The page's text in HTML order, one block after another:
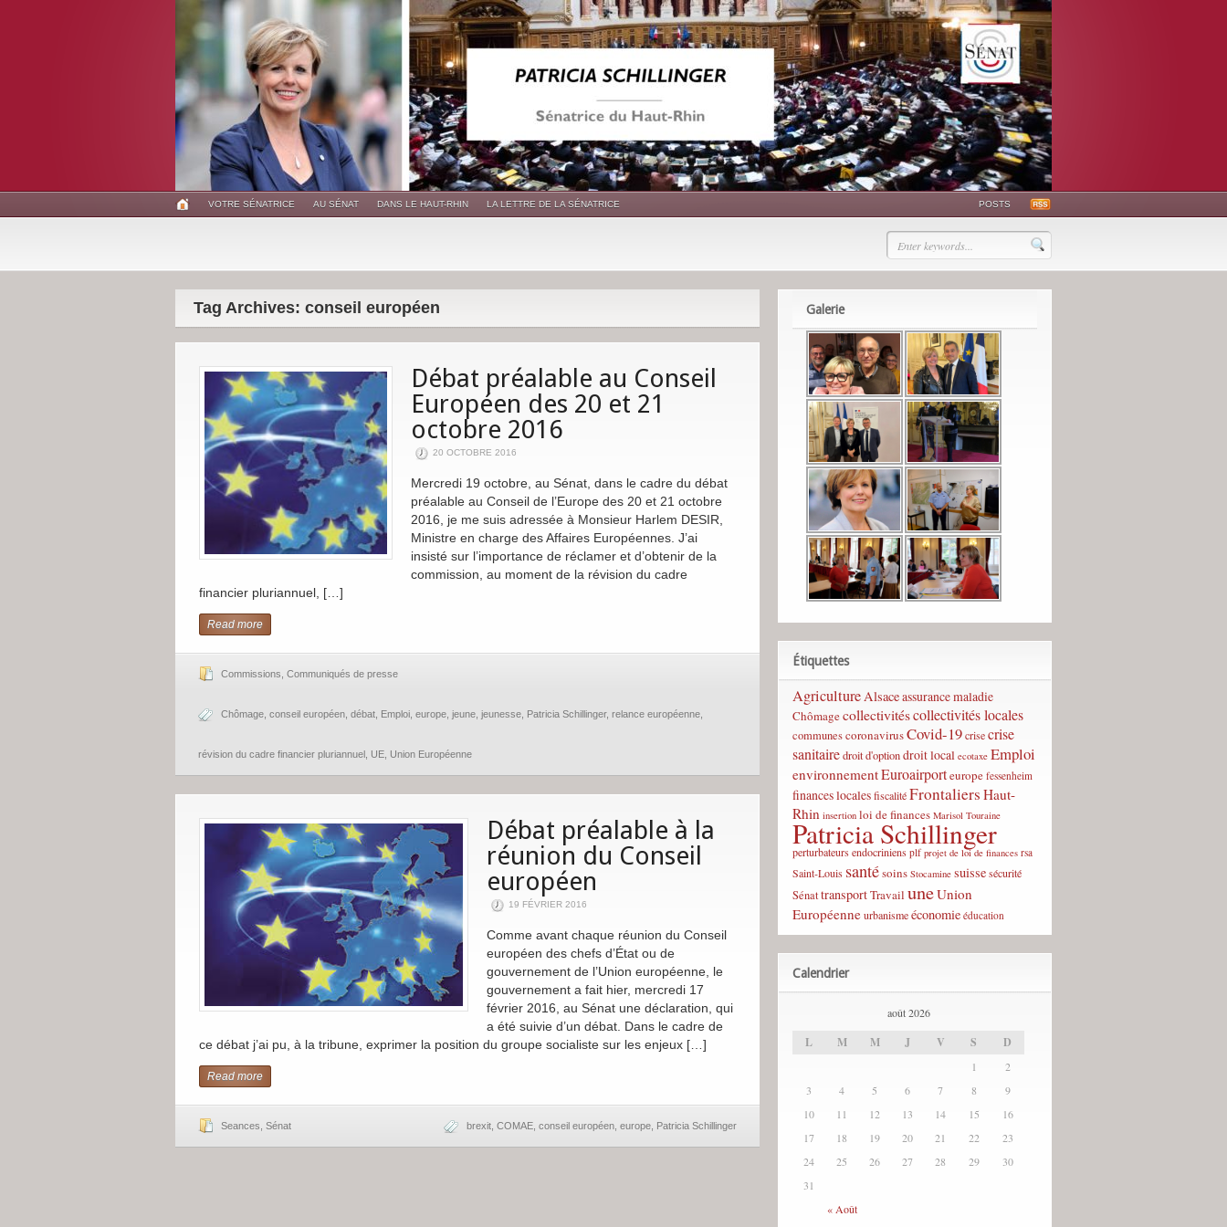
VOTRE SÉNATRICE AU SÉNAT DANS LE HAUT-RHIN LA LETTRE DE LA SÉNATRICE POSTS
Tag Archives: conseil européen
Débat préalable au Conseil
Européen des 20 et 21
octobre 2016
20 OCTOBRE 2016
Mercredi 19 octobre, au Sénat, dans le cadre du débat
préalable au Conseil de l’Europe des 20 et 21 octobre
2016, je me suis adressée à Monsieur Harlem DESIR,
Ministre en charge des Affaires Européennes. J’ai
insisté sur l’importance de réclamer et d’obtenir de la
commission, au moment de la révision du cadre
financier pluriannuel, […]
Read more
Commissions Communiqués de presse
Chômage conseil européen débat Emploi europe jeune jeunesse Patricia Schillinger, relance européenne
révision du cadre financier pluriannuel UE Union Européenne
Débat préalable à la
réunion du Conseil
européen
19 FÉVRIER 2016
Comme avant chaque réunion du Conseil
européen des chefs d’État ou de
gouvernement de l’Union européenne, le
gouvernement a fait hier, mercredi 17
février 2016, au Sénat une déclaration, qui
a été suivie d’un débat. Dans le cadre de
ce débat j’ai pu, à la tribune, exprimer la position du groupe socialiste sur les enjeux […]
Read more
Seances Sénat brexit COMAE conseil européen europe Patricia Schillinger
Galerie
Étiquettes
Agriculture Alsaceassurance maladie
Chômagecollectivitéscollectivités locales
communescoronavirusCovid-19crisecrise
sanitairedroit d'optiondroit local ecotaxe Emploi
environnementEuroairporteurope fessenheim
finances localesfiscalitéFrontaliers Haut-
Rhin insertion loi de finances Marisol Touraine
Patricia Schillinger
perturbateurs endocriniens plf projet de loi de finances rsa
Saint-Louis santésoins Stocamine suissesécurité
SénattransportTravail uneUnion
Européenneurbanismeéconomie éducation
Calendrier
août 2026
L M M J V S D
« Août
1
2
3
4 5 6 7 8
9
10
11 12 13 14 15
16
17
18 19 20 21 22
23
24
25 26 27 28 29
30
31